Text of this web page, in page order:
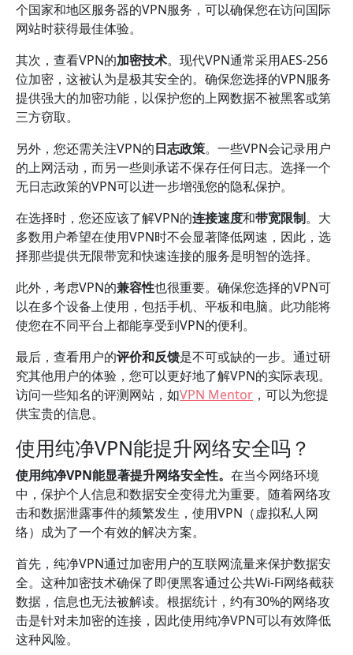
个国家和地区服务器的VPN服务，可以确保您在访问国际
网站时获得最佳体验。
其次，查看VPN的加密技术。现代VPN通常采用AES-256
位加密，这被认为是极其安全的。确保您选择的VPN服务
提供强大的加密功能，以保护您的上网数据不被黑客或第
三方窃取。
另外，您还需关注VPN的日志政策。一些VPN会记录用户
的上网活动，而另一些则承诺不保存任何日志。选择一个
无日志政策的VPN可以进一步增强您的隐私保护。
在选择时，您还应该了解VPN的连接速度和带宽限制。大
多数用户希望在使用VPN时不会显著降低网速，因此，选
择那些提供无限带宽和快速连接的服务是明智的选择。
此外，考虑VPN的兼容性也很重要。确保您选择的VPN可
以在多个设备上使用，包括手机、平板和电脑。此功能将
使您在不同平台上都能享受到VPN的便利。
最后，查看用户的评价和反馈是不可或缺的一步。通过研
究其他用户的体验，您可以更好地了解VPN的实际表现。
访问一些知名的评测网站，如VPN Mentor ，可以为您提
供宝贵的信息。
使用纯净VPN能提升网络安全吗？
使用纯净VPN能显著提升网络安全性。 在当今网络环境
中，保护个人信息和数据安全变得尤为重要。随着网络攻
击和数据泄露事件的频繁发生，使用VPN（虚拟私人网
络）成为了一个有效的解决方案。
首先，纯净VPN通过加密用户的互联网流量来保护数据安
全。这种加密技术确保了即便黑客通过公共Wi-Fi网络截获
数据，信息也无法被解读。根据统计，约有30%的网络攻
击是针对未加密的连接，因此使用纯净VPN可以有效降低
这种风险。